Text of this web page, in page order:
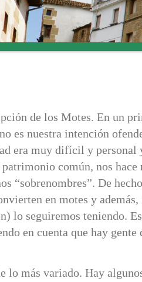
de los Motes. En un
es nuestra intención
era muy difícil y personal
común, nos hace
“sobrenombres”. De
en motes y
lo seguiremos teniendo.
en cuenta que hay gente
lo más variado. Hay